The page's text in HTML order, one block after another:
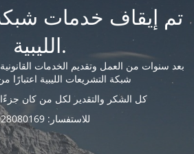
تم إيقاف خدمات
الليبية.
بعد سنوات من العمل وتقديم الخدمات
شبكة التشريعات الليبية اعتبارًا من
كل الشكر والتقدير لكل من كان
للاستفسار: 0928080169